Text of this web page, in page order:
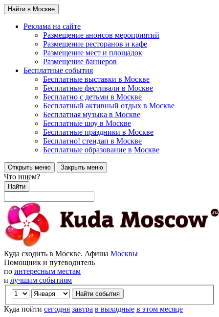
Найти в Москве
Реклама на сайте
Размещение анонсов мероприятий
Размещение ресторанов и кафе
Размещение мест и площадок
Размещение баннеров
Бесплатные события
Бесплатные выставки в Москве
Бесплатные фестивали в Москве
Бесплатно с детьми в Москве
Бесплатный активный отдых в Москве
Бесплатная музыка в Москве
Бесплатные шоу в Москве
Бесплатные праздники в Москве
Бесплатно! стендап в Москве
Бесплатные образование в Москве
Открыть меню Закрыть меню
Что ищем?
Найти
Куда сходить в Москве. Афиша Москвы
Помощник и путеводитель
по интересным местам
и лучшим событиям
Куда пойти сегодня завтра в выходные в этом месяце